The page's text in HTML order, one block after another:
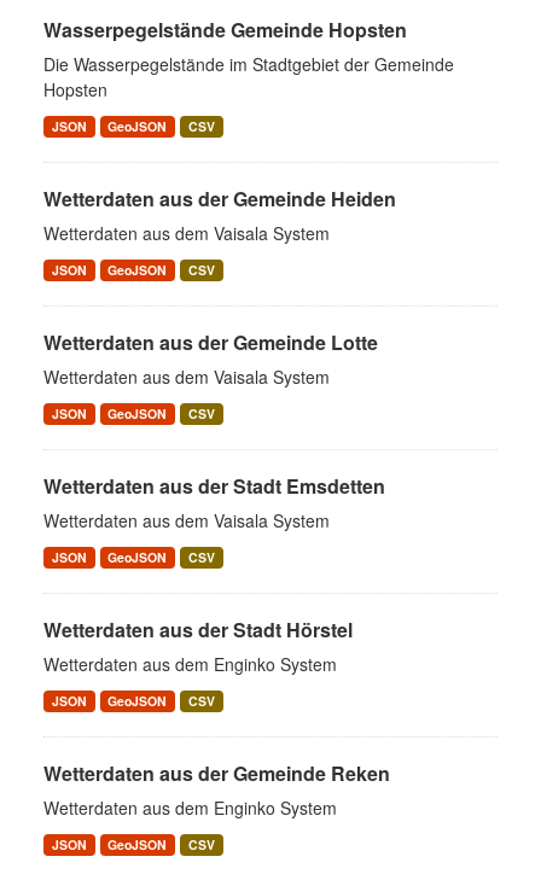
Wasserpegelstände Gemeinde Hopsten
Die Wasserpegelstände im Stadtgebiet der Gemeinde
Hopsten
JSON GeoJSON CSV
Wetterdaten aus der Gemeinde Heiden
Wetterdaten aus dem Vaisala System
JSON GeoJSON CSV
Wetterdaten aus der Gemeinde Lotte
Wetterdaten aus dem Vaisala System
JSON GeoJSON CSV
Wetterdaten aus der Stadt Emsdetten
Wetterdaten aus dem Vaisala System
JSON GeoJSON CSV
Wetterdaten aus der Stadt Hörstel
Wetterdaten aus dem Enginko System
JSON GeoJSON CSV
Wetterdaten aus der Gemeinde Reken
Wetterdaten aus dem Enginko System
JSON GeoJSON CSV